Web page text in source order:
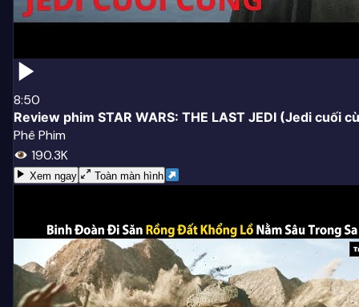
8:50
Review phim STAR WARS: THE LAST JEDI (Jedi cuối
Phê Phim
190.3K
Xem ngay Toàn màn hình